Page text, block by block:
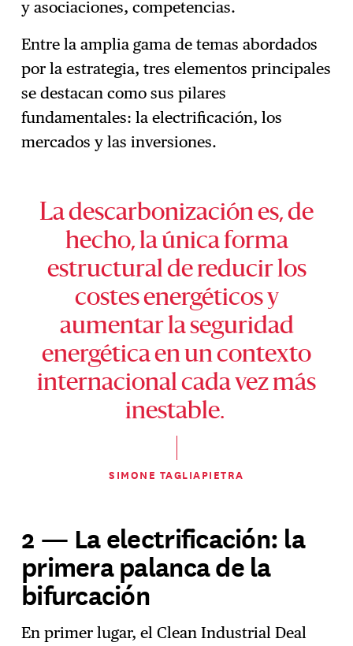
y asociaciones, competencias.
Entre la amplia gama de temas abordados
por la estrategia, tres elementos principales
se destacan como sus pilares
fundamentales: la electrificación, los
mercados y las inversiones.
La descarbonización es, de
hecho, la única forma
estructural de reducir los
costes energéticos y
aumentar la seguridad
energética en un contexto
internacional cada vez más
inestable.
SIMONE TAGLIAPIETRA
2 — La electrificación: la
primera palanca de la
bifurcación
En primer lugar, el Clean Industrial Deal